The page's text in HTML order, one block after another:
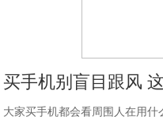
买手机别盲目跟风
大家买手机都会看周围人在用什